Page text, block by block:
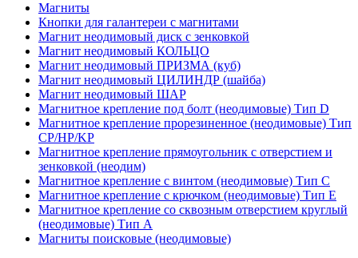
Магниты
Кнопки для галантереи с магнитами
Магнит неодимовый диск с зенковкой
Магнит неодимовый КОЛЬЦО
Магнит неодимовый ПРИЗМА (куб)
Магнит неодимовый ЦИЛИНДР (шайба)
Магнит неодимовый ШАР
Магнитное крепление под болт (неодимовые) Тип D
Магнитное крепление прорезиненное (неодимовые) Тип
CP/HP/KP
Магнитное крепление прямоугольник с отверстием и
зенковкой (неодим)
Магнитное крепление с винтом (неодимовые) Тип С
Магнитное крепление с крючком (неодимовые) Тип Е
Магнитное крепление со сквозным отверстием круглый
(неодимовые) Тип А
Магниты поисковые (неодимовые)